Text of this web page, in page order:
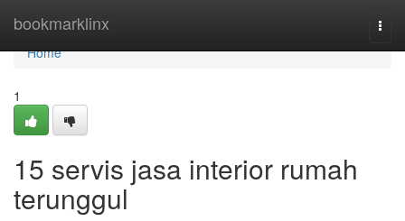
bookmarklinx
Home
Home
1
15 servis jasa interior rumah
terunggul